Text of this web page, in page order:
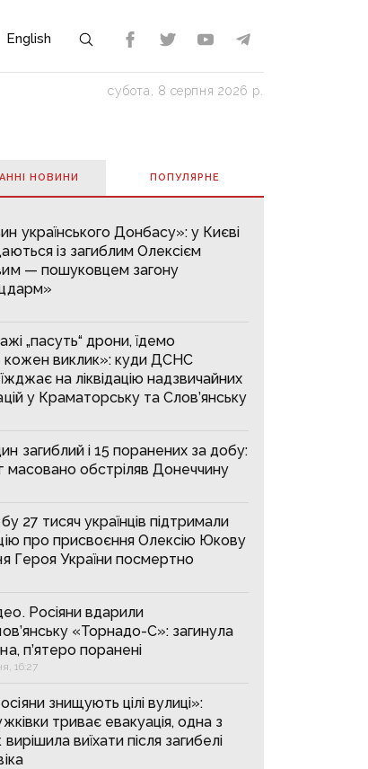
English
субота, 8 серпня 2026 р.
НОВИНИ ПОПУЛЯРНE
українського Донбасу»: у Києві
із загиблим Олексієм
— пошуковцем загону
„пасуть“ дрони, їдемо
кожен виклик»: куди ДСНС
на ліквідацію надзвичайних
у Краматорську та Слов’янську
загиблий і 15 поранених за добу:
масовано обстріляв Донеччину
27 тисяч українців підтримали
про присвоєння Олексію Юкову
Героя України посмертно
Росіяни вдарили
«Торнадо-С»: загинула
п’ятеро поранені
16:27
знищують цілі вулиці»:
триває евакуація, одна з
вирішила виїхати після загибелі